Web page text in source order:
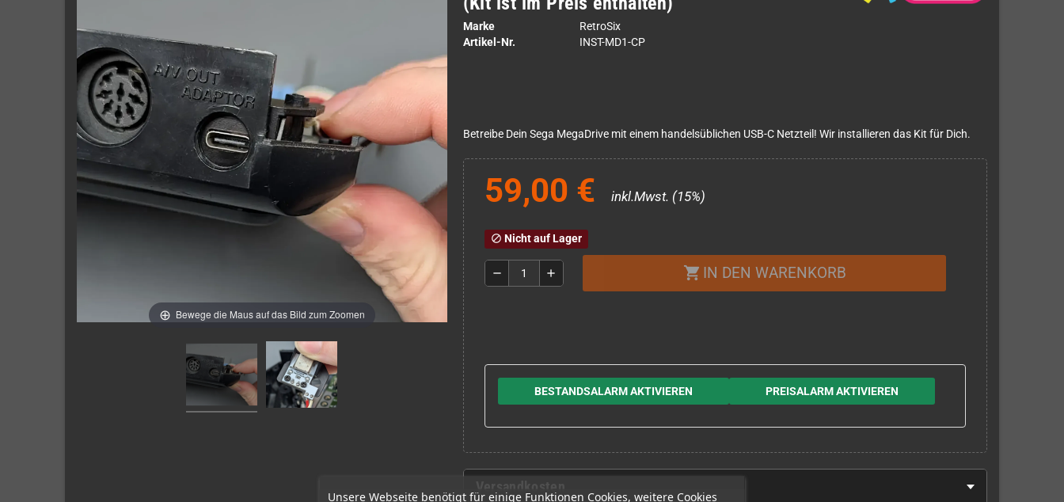
Unsere Webseite benötigt für einige Funktionen Cookies, weitere Cookies
Bewege die Maus auf das Bild zum Zoomen
Marke
RetroSix
Artikel-Nr.
INST-MD1-CP
Betreibe Dein Sega MegaDrive mit einem handelsüblichen USB-C Netzteil! Wir installieren das Kit für Dich.
59,00 € inkl.Mwst. (15%)
block Nicht auf Lager
remove add shopping_cart IN DEN WARENKORB
BESTANDSALARM AKTIVIEREN PREISALARM AKTIVIEREN